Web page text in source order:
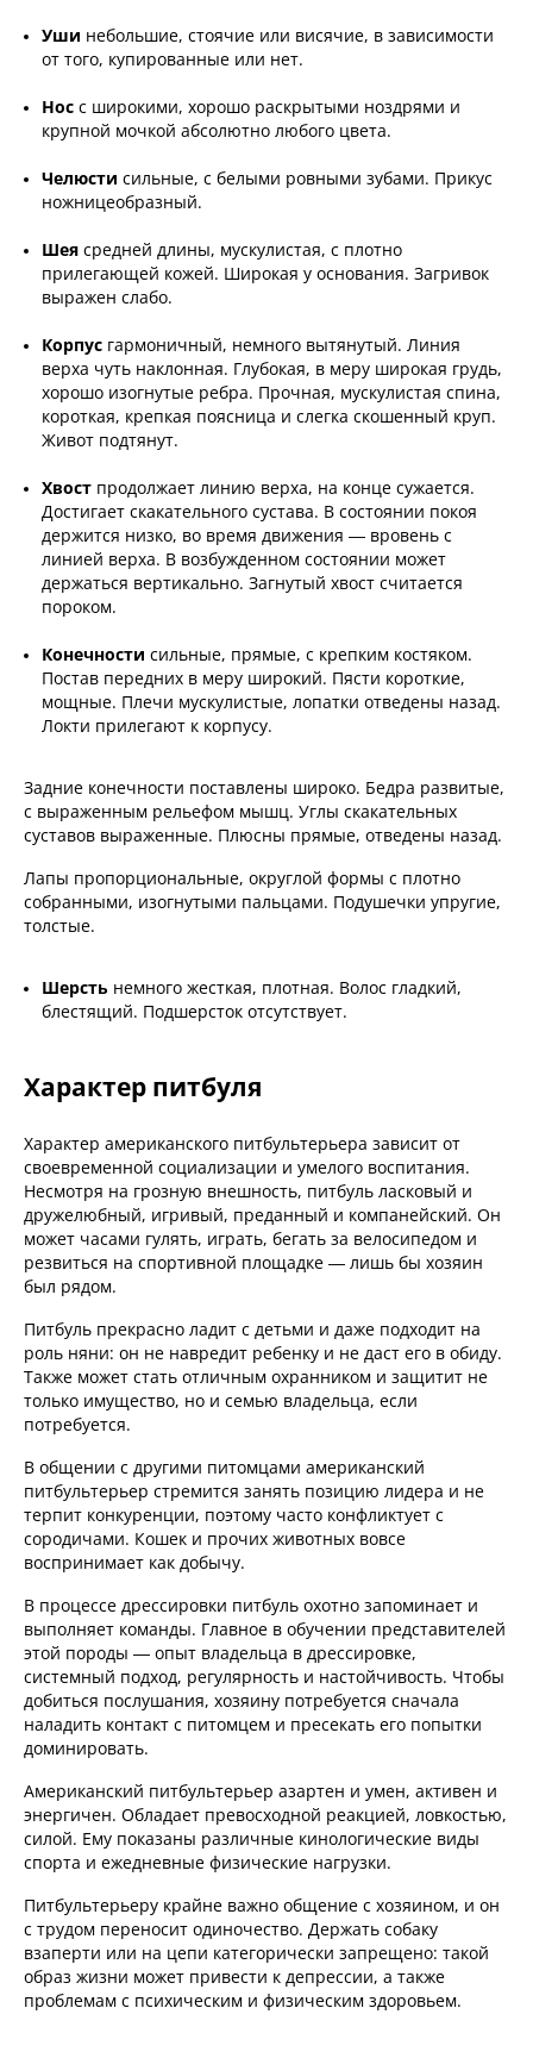
Уши небольшие, стоячие или висячие, в зависимости
от того, купированные или нет.
Нос с широкими, хорошо раскрытыми ноздрями и
крупной мочкой абсолютно любого цвета.
Челюсти сильные, с белыми ровными зубами. Прикус
ножницеобразный.
Шея средней длины, мускулистая, с плотно
прилегающей кожей. Широкая у основания. Загривок
выражен слабо.
Корпус гармоничный, немного вытянутый. Линия
верха чуть наклонная. Глубокая, в меру широкая грудь,
хорошо изогнутые ребра. Прочная, мускулистая спина,
короткая, крепкая поясница и слегка скошенный круп.
Живот подтянут.
Хвост продолжает линию верха, на конце сужается.
Достигает скакательного сустава. В состоянии покоя
держится низко, во время движения — вровень с
линией верха. В возбужденном состоянии может
держаться вертикально. Загнутый хвост считается
пороком.
Конечности сильные, прямые, с крепким костяком.
Постав передних в меру широкий. Пясти короткие,
мощные. Плечи мускулистые, лопатки отведены назад.
Локти прилегают к корпусу.
Задние конечности поставлены широко. Бедра развитые,
с выраженным рельефом мышц. Углы скакательных
суставов выраженные. Плюсны прямые, отведены назад.
Лапы пропорциональные, округлой формы с плотно
собранными, изогнутыми пальцами. Подушечки упругие,
толстые.
Шерсть немного жесткая, плотная. Волос гладкий,
блестящий. Подшерсток отсутствует.
Характер питбуля
Характер американского питбультерьера зависит от
своевременной социализации и умелого воспитания.
Несмотря на грозную внешность, питбуль ласковый и
дружелюбный, игривый, преданный и компанейский. Он
может часами гулять, играть, бегать за велосипедом и
резвиться на спортивной площадке — лишь бы хозяин
был рядом.
Питбуль прекрасно ладит с детьми и даже подходит на
роль няни: он не навредит ребенку и не даст его в обиду.
Также может стать отличным охранником и защитит не
только имущество, но и семью владельца, если
потребуется.
В общении с другими питомцами американский
питбультерьер стремится занять позицию лидера и не
терпит конкуренции, поэтому часто конфликтует с
сородичами. Кошек и прочих животных вовсе
воспринимает как добычу.
В процессе дрессировки питбуль охотно запоминает и
выполняет команды. Главное в обучении представителей
этой породы — опыт владельца в дрессировке,
системный подход, регулярность и настойчивость. Чтобы
добиться послушания, хозяину потребуется сначала
наладить контакт с питомцем и пресекать его попытки
доминировать.
Американский питбультерьер азартен и умен, активен и
энергичен. Обладает превосходной реакцией, ловкостью,
силой. Ему показаны различные кинологические виды
спорта и ежедневные физические нагрузки.
Питбультерьеру крайне важно общение с хозяином, и он
с трудом переносит одиночество. Держать собаку
взаперти или на цепи категорически запрещено: такой
образ жизни может привести к депрессии, а также
проблемам с психическим и физическим здоровьем.